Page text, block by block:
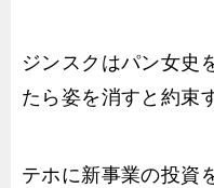
ジンスクはパン女史
たら姿を消すと約束
テホに新事業の投資